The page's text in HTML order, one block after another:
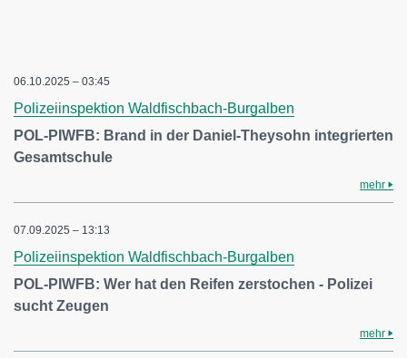
06.10.2025 – 03:45
Polizeiinspektion Waldfischbach-Burgalben
POL-PIWFB: Brand in der Daniel-Theysohn integrierten
Gesamtschule
mehr
07.09.2025 – 13:13
Polizeiinspektion Waldfischbach-Burgalben
POL-PIWFB: Wer hat den Reifen zerstochen - Polizei
sucht Zeugen
mehr